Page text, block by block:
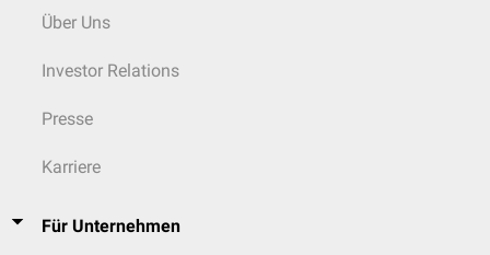
Über Uns
Investor Relations
Presse
Karriere
Für Unternehmen